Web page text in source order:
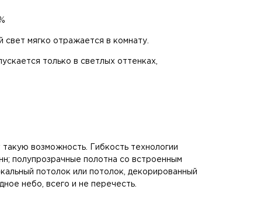
мягко отражается в комнату.
только в светлых оттенках,
возможность. Гибкость технологии
полупрозрачные полотна со встроенным
потолок или потолок, декорированный
небо, всего и не перечесть.